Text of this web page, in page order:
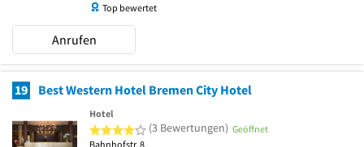
Top bewertet
Anrufen
19 Best Western Hotel Bremen City Hotel
Hotel
4 von 5 Sternen
(3 Bewertungen) Geöffnet
Bahnhofstr. 8